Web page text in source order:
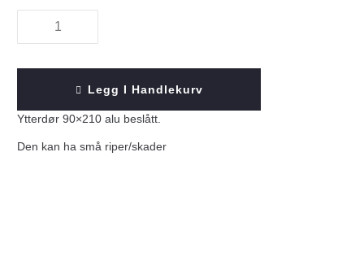
Legg I Handlekurv
Ytterdør 90×210 alu beslått.
Den kan ha små riper/skader